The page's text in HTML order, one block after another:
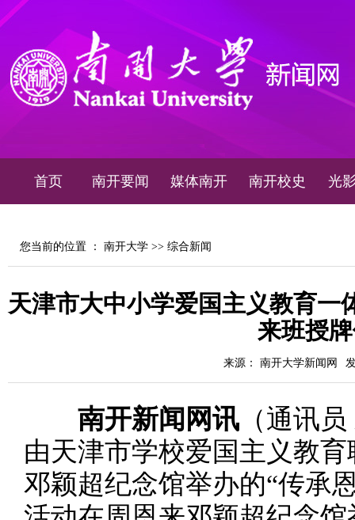
首页 南开要闻 媒体南开 南开校史 光
您当前的位置 ： 南开大学 >> 综合新闻
天津市大中小学爱国主义教育一
来班授
来源： 南开大学新闻网
南开新闻网讯 （通讯
由天津市学校爱国主义教
邓颖超纪念馆举办的“传承